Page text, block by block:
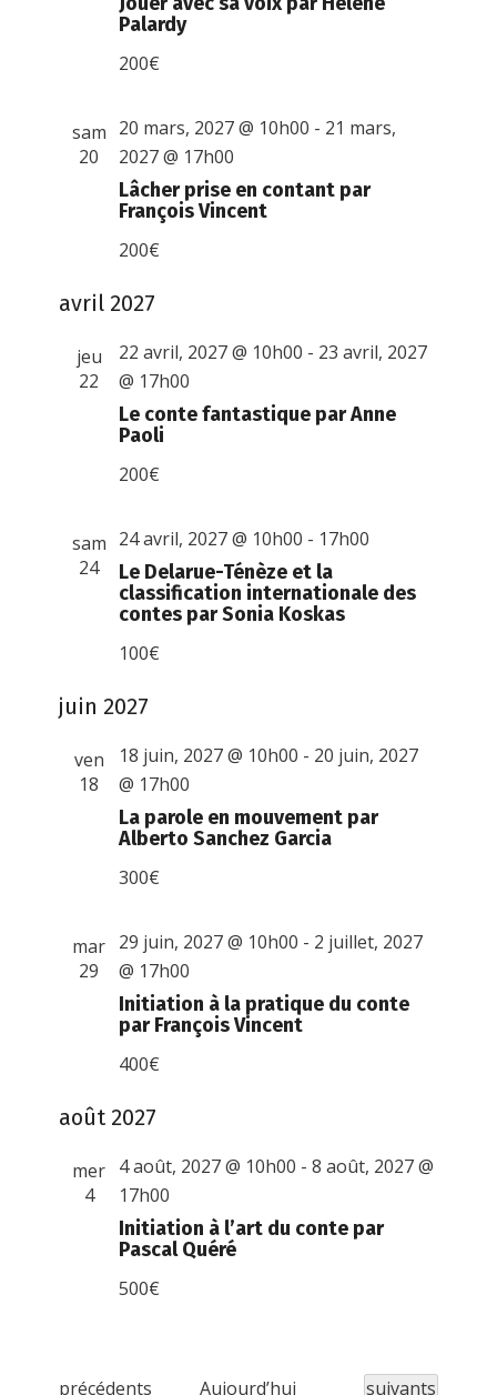
Palardy
200€
sam
20
Lâcher prise en contant par
François Vincent
20 mars, 2027 @ 10h00 - 21 mars,
2027 @ 17h00
200€
avril 2027
jeu
22
Le conte fantastique par Anne
Paoli
22 avril, 2027 @ 10h00 - 23 avril, 2027
@ 17h00
200€
sam
24
Le Delarue-Ténèze et la
classification internationale des
contes par Sonia Koskas
24 avril, 2027 @ 10h00 - 17h00
100€
juin 2027
ven
18
La parole en mouvement par
Alberto Sanchez Garcia
18 juin, 2027 @ 10h00 - 20 juin, 2027
@ 17h00
300€
mar
29
Initiation à la pratique du conte
par François Vincent
29 juin, 2027 @ 10h00 - 2 juillet, 2027
@ 17h00
400€
août 2027
mer
4
Initiation à l’art du conte par
Pascal Quéré
4 août, 2027 @ 10h00 -8 août, 2027 @
17h00
500€
É
précédents Aujourd’hui Évènements
suivants